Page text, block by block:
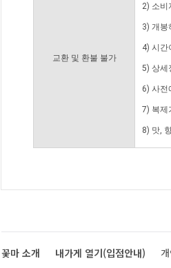
교환 및 환불 불가
2) 소비
3) 개봉
4) 시간
5) 상세
6) 사전
7) 복제
8) 맛,
꽃마 소개 내가게 열기(입점안내)